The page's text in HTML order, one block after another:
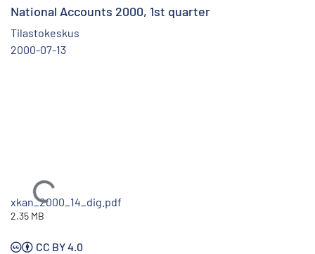
National Accounts 2000, 1st quarter
Tilastokeskus
2000-07-13
Ladataan...
xkan_2000_14_dig.pdf
2.35 MB
CC BY 4.0